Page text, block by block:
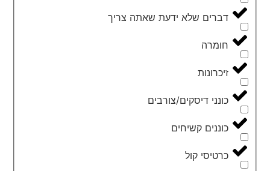
דברים שלא ידעת שאתה צריך
חומרה
זיכרונות
כונני דיסקים/צורבים
כוננים קשיחים
כרטיסי קול